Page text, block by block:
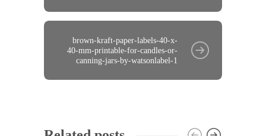
brown-kraft-paper-labels-40-x-
40-mm-printable-for-candles-or-
canning-jars-by-watsonlabel-1